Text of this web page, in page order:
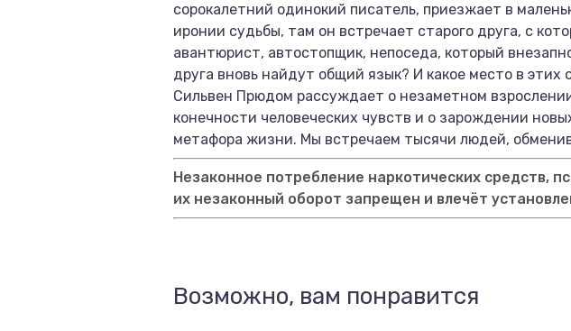
сорокалетний одинокий писатель, приезжает в
иронии судьбы, там он встречает старого друга, с
авантюрист, автостопщик, непоседа, который
друга вновь найдут общий язык? И какое место в
Сильвен Прюдом рассуждает о незаметном
конечности человеческих чувств и о зарождении
метафора жизни. Мы встречаем тысячи людей,
Незаконное потребление наркотических средств,
их незаконный оборот запрещен и влечёт
Возможно, вам понравится